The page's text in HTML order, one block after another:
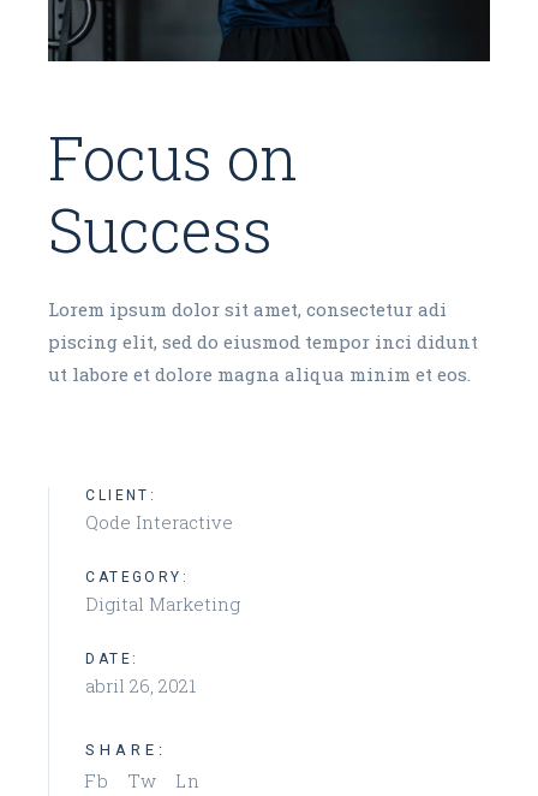
Focus on
Success
Lorem ipsum dolor sit amet, consectetur adi
piscing elit, sed do eiusmod tempor inci didunt
ut labore et dolore magna aliqua minim et eos.
CLIENT:
Qode Interactive
CATEGORY:
Digital Marketing
DATE:
abril 26, 2021
SHARE:
Fb Tw Ln